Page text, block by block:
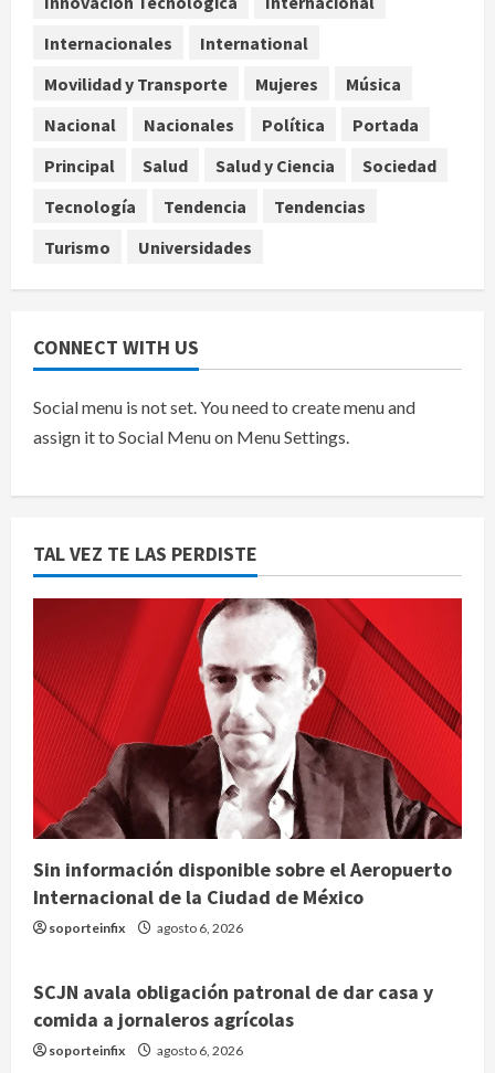
4
Toluca golea a Seattle Sounders en
agosto 6, 2026
Internacionales
International
Movilidad y Transporte
Mujeres
Música
Nacional
Nacionales Política
Portada
Principal
Salud Salud y Ciencia
Sociedad
Tecnología
Tendencia
Tendencias
Turismo
Universidades
CONNECT WITH US
Social menu is not set. You need to create menu and
assign it to Social Menu on Menu Settings.
TAL VEZ TE LAS PERDISTE
Sin información disponible sobre el Aeropuerto
Internacional de la Ciudad de México
soporteinfix agosto 6, 2026
SCJN avala obligación patronal de dar casa y
comida a jornaleros agrícolas
soporteinfix agosto 6, 2026